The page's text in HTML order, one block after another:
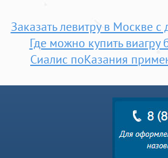
Заказать левитру в Москве с
Где можно купить виагру
Сиалис поКазания